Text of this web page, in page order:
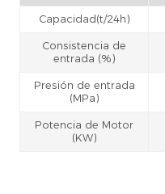
Capacidad(t/24h)
Consistencia de
entrada (%)
Presión de entrada
(MPa)
Potencia de Motor
(KW)